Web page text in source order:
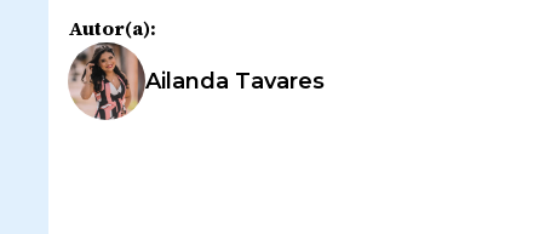
Autor(a):
Ailanda Tavares